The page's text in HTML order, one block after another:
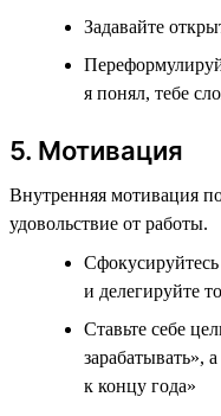
Задавайте
я понял, тебе
5. Мотивация
Внутренняя мотивация
удовольствие от работы.
и делегируйте
Ставьте себе
зарабатывать»,
к концу года»